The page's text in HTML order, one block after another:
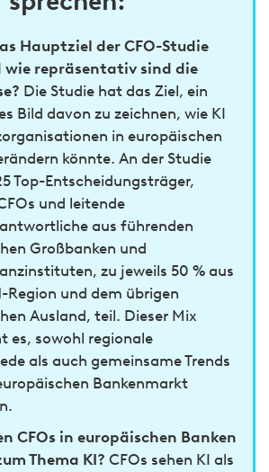
Hauptziel der CFO-Studie
wie repräsentativ sind die
Die Studie hat das Ziel, ein
Bild davon zu zeichnen, wie KI
in europäischen
könnte. An der Studie
Top-Entscheidungsträger,
und leitende
aus führenden
Großbanken und
zu jeweils 50 % aus
Region und dem übrigen
Ausland, teil. Dieser Mix
es, sowohl regionale
als auch gemeinsame Trends
Bankenmarkt
CFOs in europäischen Banken
Thema KI? CFOs sehen KI als